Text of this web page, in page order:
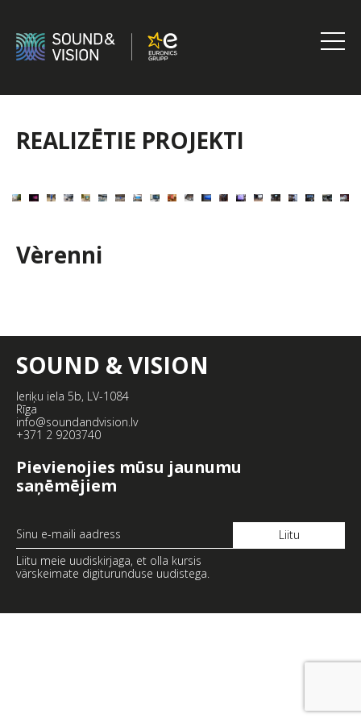
content
Sound
REALIZĒTIE PROJEKTI
Vèrenni
SOUND & VISION
Ieriķu iela 5b, LV-1084
Rīga
info@soundandvision.lv
+371 2 9203740
Pievienojies mūsu jaunumu
saņēmējiem
Liitu meie uudiskirjaga, et olla kursis
värskeimate digiturunduse uudistega.